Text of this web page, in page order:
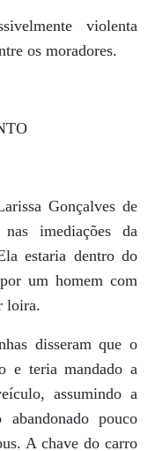
violenta
os moradores.
Gonçalves de
imediações da
estaria dentro do
um homem com
loira.
disseram que o
e teria mandado a
assumindo a
pouco
A chave do carro